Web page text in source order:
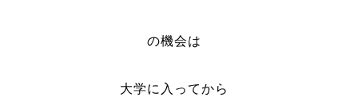
の機会は
大学に入ってから